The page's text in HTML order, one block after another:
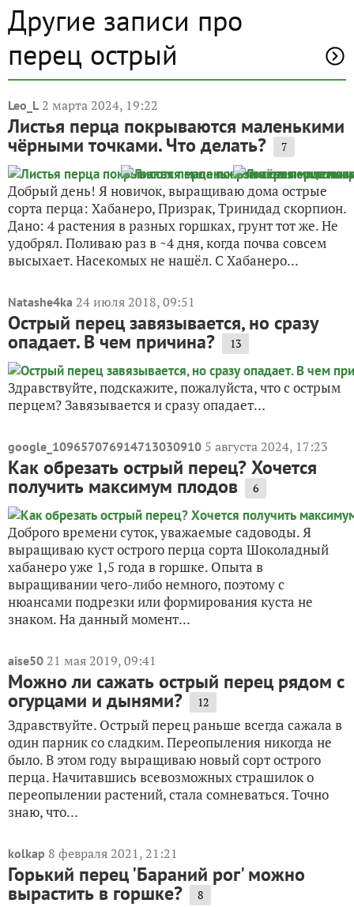
Другие записи про
перец острый
Leo_L 2 марта 2024, 19:22
Листья перца покрываются маленькими
чёрными точками. Что делать? 7
Добрый день! Я новичок, выращиваю дома острые
сорта перца: Хабанеро, Призрак, Тринидад скорпион.
Дано: 4 растения в разных горшках, грунт тот же. Не
удобрял. Поливаю раз в ~4 дня, когда почва совсем
высыхает. Насекомых не нашёл. С Хабанеро...
Natashe4ka 24 июля 2018, 09:51
Острый перец завязывается, но сразу
опадает. В чем причина? 13
Здравствуйте, подскажите, пожалуйста, что с острым
перцем? Завязывается и сразу опадает…
google_109657076914713030910 5 августа 2024, 17:23
Как обрезать острый перец? Хочется
получить максимум плодов 6
Доброго времени суток, уважаемые садоводы. Я
выращиваю куст острого перца сорта Шоколадный
хабанеро уже 1,5 года в горшке. Опыта в
выращивании чего-либо немного, поэтому с
нюансами подрезки или формирования куста не
знаком. На данный момент...
aise50 21 мая 2019, 09:41
Можно ли сажать острый перец рядом с
огурцами и дынями? 12
Здравствуйте. Острый перец раньше всегда сажала в
один парник со сладким. Переопыления никогда не
было. В этом году выращиваю новый сорт острого
перца. Начитавшись всевозможных страшилок о
переопылении растений, стала сомневаться. Точно
знаю, что...
kolkap 8 февраля 2021, 21:21
Горький перец 'Бараний рог' можно
вырастить в горшке? 8